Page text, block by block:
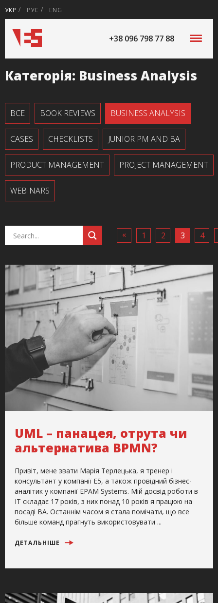
УКР РУС ENG
+38 096 798 77 88
Категорія: Business Analysis
ВСЕ BOOK REVIEWS BUSINESS ANALYSIS
CASES CHECKLISTS JUNIOR PM AND BA
PRODUCT MANAGEMENT PROJECT MANAGEMENT
WEBINARS
« 1 2 3 4
UML – панацея, отрута чи
альтернатива BPMN?
Привіт, мене звати Марія Терлецька, я тренер і
консультант у компанії E5, а також провідний бізнес-
аналітик у компанії EPAM Systems. Мій досвід роботи в
IT складає 17 років, з них понад 10 років я працюю на
посаді BA. Останнім часом я стала помічати, що все
більше команд прагнуть використовувати ...
ДЕТАЛЬНІШЕ